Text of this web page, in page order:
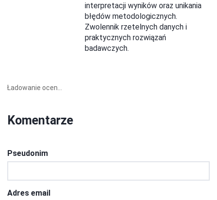
interpretacji wyników oraz unikania
błędów metodologicznych.
Zwolennik rzetelnych danych i
praktycznych rozwiązań
badawczych.
Ładowanie ocen...
Komentarze
Pseudonim
Adres email